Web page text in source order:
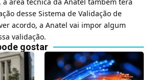
desse Sistema de Validação de
acordo, a Anatel vai impor algum
validação.
gostar